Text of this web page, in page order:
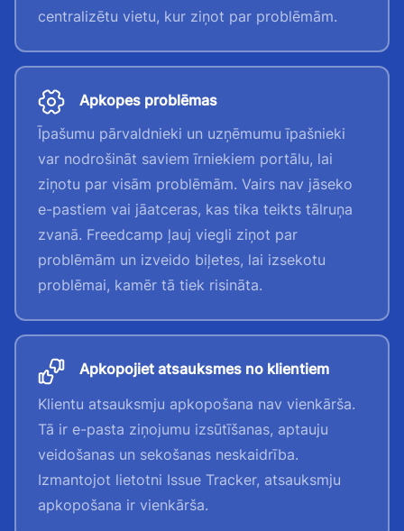
centralizētu vietu, kur ziņot par problēmām.
Apkopes problēmas
Īpašumu pārvaldnieki un uzņēmumu īpašnieki
var nodrošināt saviem īrniekiem portālu, lai
ziņotu par visām problēmām. Vairs nav jāseko
e-pastiem vai jāatceras, kas tika teikts tālruņa
zvanā. Freedcamp ļauj viegli ziņot par
problēmām un izveido biļetes, lai izsekotu
problēmai, kamēr tā tiek risināta.
Apkopojiet atsauksmes no klientiem
Klientu atsauksmju apkopošana nav vienkārša.
Tā ir e-pasta ziņojumu izsūtīšanas, aptauju
veidošanas un sekošanas neskaidrība.
Izmantojot lietotni Issue Tracker, atsauksmju
apkopošana ir vienkārša.